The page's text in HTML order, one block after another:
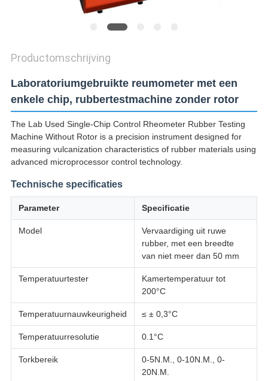
Productomschrijving
Laboratoriumgebruikte reumometer met een
enkele chip, rubbertestmachine zonder rotor
The Lab Used Single-Chip Control Rheometer Rubber Testing
Machine Without Rotor is a precision instrument designed for
measuring vulcanization characteristics of rubber materials using
advanced microprocessor control technology.
Technische specificaties
Parameter Specificatie
Model
Vervaardiging uit ruwe
rubber, met een breedte
van niet meer dan 50 mm
Temperatuurtester
Kamertemperatuur tot
200°C
Temperatuurnauwkeurigheid ≤ ± 0,3°C
Temperatuurresolutie 0.1°C
Torkbereik
0-5N.M., 0-10N.M., 0-
20N.M.